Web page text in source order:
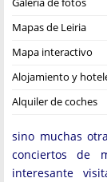
Mapas de Leiria
Mapa interactivo
Alojamiento y
Alquiler de coches
sino muchas
conciertos de
interesante